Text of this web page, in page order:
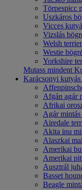
Törpespicc
Uszkáros
Vicces
Vizslás
Welsh
Westie
Yorkshire
Mutass mindent
Karácsonyi
Afgán agár
Afrikai
Agár
Airedale
Akita inu
Alaszkai
Amerikai
Amerikai
Ausztrál
Basset
Beagle